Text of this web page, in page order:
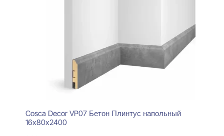
Cosca Decor VP07 Бетон Плинтус напольный
16х80х2400